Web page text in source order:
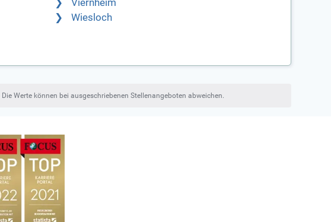
Viernheim
Wiesloch
Werte können bei ausgeschriebenen Stellenangeboten abweichen.